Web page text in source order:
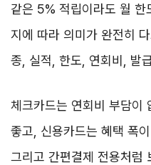
같은 5% 적립이라도 월
지에 따라 의미가 완전히
종, 실적, 한도, 연회비, 발
체크카드는 연회비 부담이
좋고, 신용카드는 혜택 폭
그리고 간편결제 전용처럼